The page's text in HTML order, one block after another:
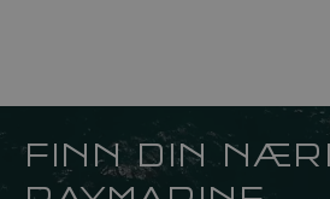
FINN DIN